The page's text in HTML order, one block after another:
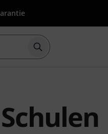
Suche mit